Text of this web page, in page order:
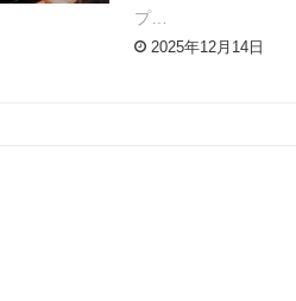
プ…
2025年12月14日